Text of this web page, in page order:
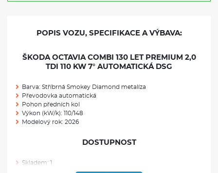
POPIS VOZU, SPECIFIKACE A VÝBAVA:
ŠKODA OCTAVIA COMBI 130 LET PREMIUM 2,0
TDI 110 KW 7° AUTOMATICKÁ DSG
Barva: Stříbrná Smokey Diamond metalíza
Převodovka automatická
Pohon předních kol
Výkon (kW/k): 110/148
Modelový rok: 2026
DOSTUPNOST
Skladem: 1